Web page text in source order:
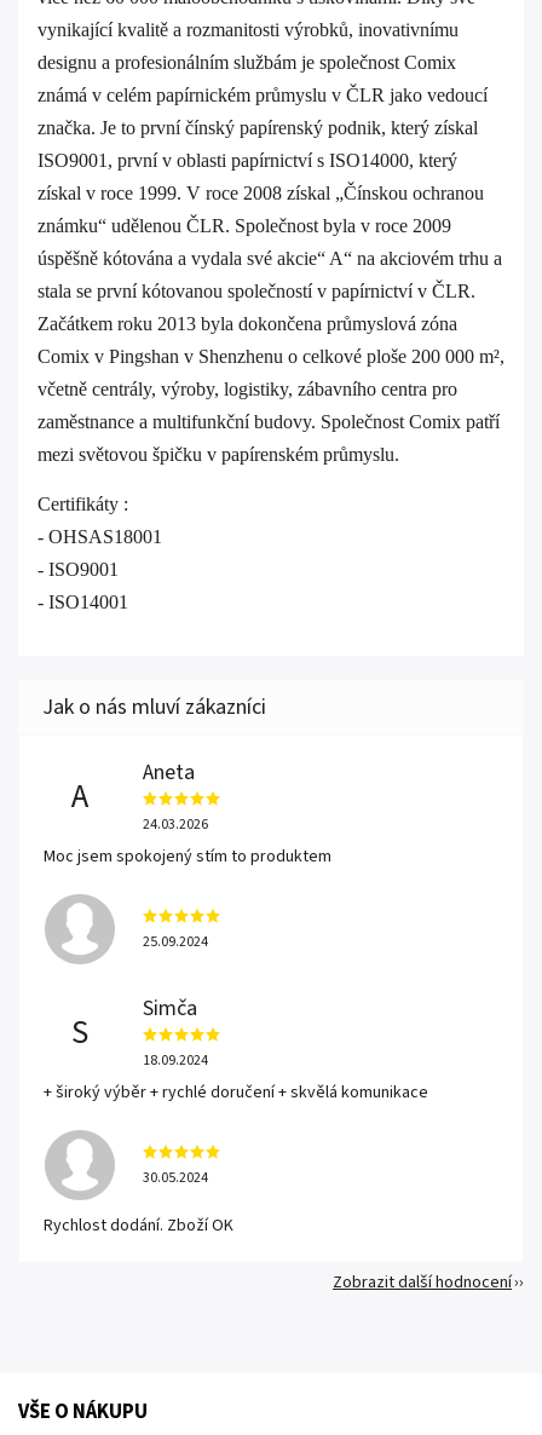
vynikající kvalitě a rozmanitosti výrobků, inovativnímu
designu a profesionálním službám je společnost Comix
známá v celém papírnickém průmyslu v ČLR jako vedoucí
značka. Je to první čínský papírenský podnik, který získal
ISO9001, první v oblasti papírnictví s ISO14000, který
získal v roce 1999. V roce 2008 získal „Čínskou ochranou
známku“ udělenou ČLR. Společnost byla v roce 2009
úspěšně kótována a vydala své akcie“ A“ na akciovém trhu a
stala se první kótovanou společností v papírnictví v ČLR.
Začátkem roku 2013 byla dokončena průmyslová zóna
Comix v Pingshan v Shenzhenu o celkové ploše 200 000 m²,
včetně centrály, výroby, logistiky, zábavního centra pro
zaměstnance a multifunkční budovy. Společnost Comix patří
mezi světovou špičku v papírenském průmyslu.
Certifikáty :
- OHSAS18001
- ISO9001
- ISO14001
A
Aneta
24.03.2026
Moc jsem spokojený stím to produktem
25.09.2024
S
Simča
18.09.2024
+ široký výběr + rychlé doručení + skvělá komunikace
30.05.2024
Rychlost dodání. Zboží OK
Zobrazit další hodnocení
VŠE O NÁKUPU